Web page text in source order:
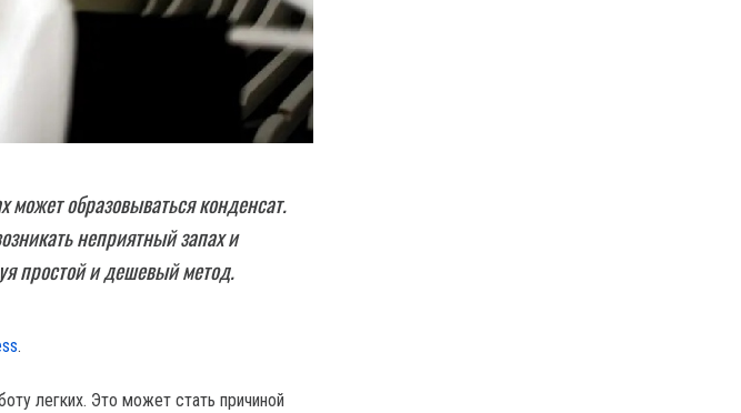
может образовываться конденсат.
неприятный запах и
простой и дешевый метод.
.
легких. Это может стать причиной